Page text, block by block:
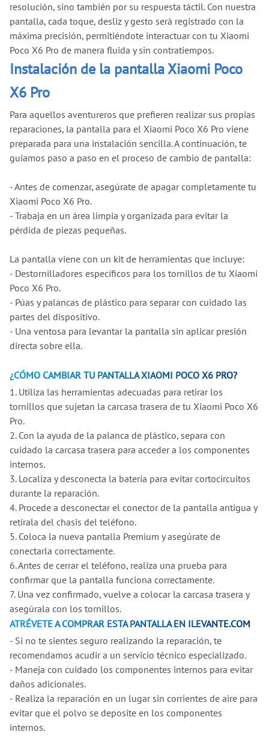
resolución, sino también por su respuesta táctil. Con nuestra
pantalla, cada toque, desliz y gesto será registrado con la
máxima precisión, permitiéndote interactuar con tu Xiaomi
Poco X6 Pro de manera fluida y sin contratiempos.
Instalación de la pantalla Xiaomi Poco
X6 Pro
Para aquellos aventureros que prefieren realizar sus propias
reparaciones, la pantalla para el Xiaomi Poco X6 Pro viene
preparada para una instalación sencilla. A continuación, te
guiamos paso a paso en el proceso de cambio de pantalla:
- Antes de comenzar, asegúrate de apagar completamente tu
Xiaomi Poco X6 Pro.
- Trabaja en un área limpia y organizada para evitar la
pérdida de piezas pequeñas.
La pantalla viene con un kit de herramientas que incluye:
- Destornilladores específicos para los tornillos de tu Xiaomi
Poco X6 Pro.
- Púas y palancas de plástico para separar con cuidado las
partes del dispositivo.
- Una ventosa para levantar la pantalla sin aplicar presión
directa sobre ella.
¿CÓMO CAMBIAR TU PANTALLA XIAOMI POCO X6 PRO?
1. Utiliza las herramientas adecuadas para retirar los
tornillos que sujetan la carcasa trasera de tu Xiaomi Poco X6
Pro.
2. Con la ayuda de la palanca de plástico, separa con
cuidado la carcasa trasera para acceder a los componentes
internos.
3. Localiza y desconecta la batería para evitar cortocircuitos
durante la reparación.
4. Procede a desconectar el conector de la pantalla antigua y
retírala del chasis del teléfono.
5. Coloca la nueva pantalla Premium y asegúrate de
conectarla correctamente.
6. Antes de cerrar el teléfono, realiza una prueba para
confirmar que la pantalla funciona correctamente.
7. Una vez confirmado, vuelve a colocar la carcasa trasera y
asegúrala con los tornillos.
ATRÉVETE A COMPRAR ESTA PANTALLA EN ILEVANTE.COM
- Si no te sientes seguro realizando la reparación, te
recomendamos acudir a un servicio técnico especializado.
- Maneja con cuidado los componentes internos para evitar
daños adicionales.
- Realiza la reparación en un lugar sin corrientes de aire para
evitar que el polvo se deposite en los componentes
internos.